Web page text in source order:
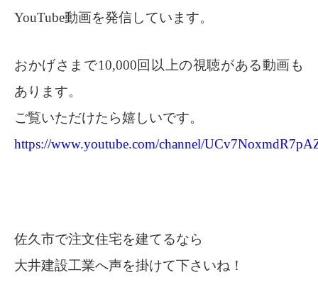
YouTube動画を発信しています。
おかげさまで10,000回以上の視聴がある動画も
あります。
ご覧いただけたら嬉しいです。
https://www.youtube.com/channel/
佐久市で注文住宅を建てるなら
大井建設工業へ声を掛けて下さいね！